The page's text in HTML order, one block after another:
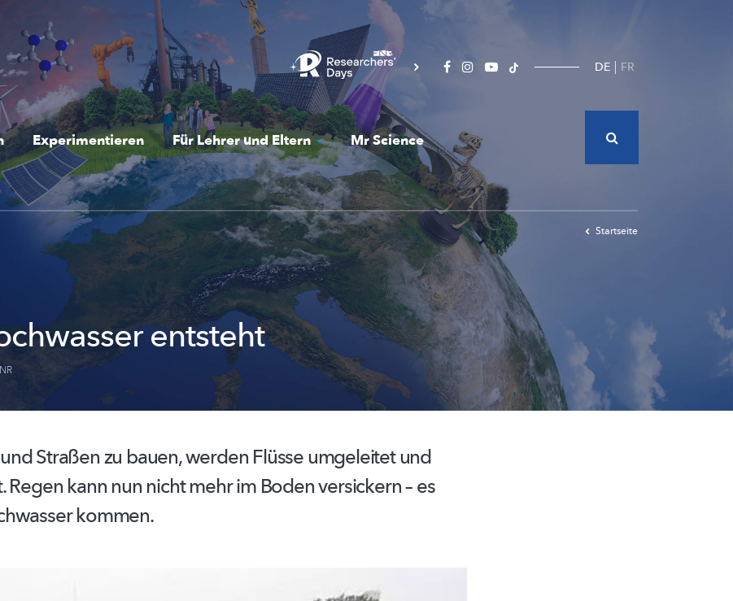
DE FR
Experimentieren Für Lehrer und Eltern Mr Science
Startseite
entsteht
Straßen zu bauen, werden Flüsse umgeleitet und
Regen kann nun nicht mehr im Boden versickern – es
kommen.